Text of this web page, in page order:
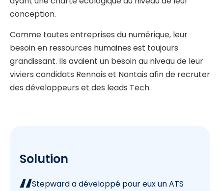
conception.
Comme toutes entreprises du numérique, leur
besoin en ressources humaines est toujours
grandissant. Ils avaient un besoin au niveau de leur
viviers candidats Rennais et Nantais afin de recruter
des développeurs et des leads Tech.
Solution
Stepward a développé pour eux un ATS